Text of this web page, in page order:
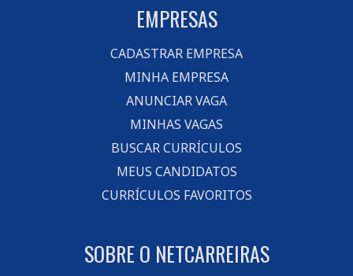
EMPRESAS
CADASTRAR EMPRESA
MINHA EMPRESA
ANUNCIAR VAGA
MINHAS VAGAS
BUSCAR CURRÍCULOS
MEUS CANDIDATOS
CURRÍCULOS FAVORITOS
SOBRE O NETCARREIRAS